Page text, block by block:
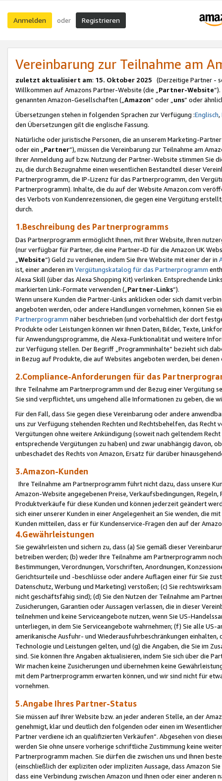
Anmelden oder Registrieren
Vereinbarung zur Teilnahme am
zuletzt aktualisiert am: 15. Oktober 2025 (Derzeitige Partner -
Willkommen auf Amazons Partner-Website (die „Partner-Website
genannten Amazon-Gesellschaften („Amazon“ oder „uns“ oder
Übersetzungen stehen in folgenden Sprachen zur Verfügung :Englisch,
den Übersetzungen gilt die englische Fassung.
Natürliche oder juristische Personen, die an unserem Marketing-
oder ein „Partner“), müssen die Vereinbarung zur Teilnahme am
Ihrer Anmeldung auf bzw. Nutzung der Partner-Website stimmen Sie
zu, die durch Bezugnahme einen wesentlichen Bestandteil dieser
Partnerprogramm, die IP-Lizenz für das Partnerprogramm, den
Partnerprogramm). Inhalte, die du auf der Website Amazon.com
des Verbots von Kundenrezensionen, die gegen eine Vergütung
durch.
1.Beschreibung des Partnerprogramms
Das Partnerprogramm ermöglicht Ihnen, mit Ihrer Website, Ihren
(nur verfügbar für Partner, die eine Partner-ID für die Amazon UK
Website“) Geld zu verdienen, indem Sie Ihre Website mit einer der in
ist, einer anderen im Vergütungskatalog für das Partnerprogramm
Alexa Skill (über das Alexa Shopping Kit) verlinken. Entsprechende
markierten Link-Formate verwenden („ Partner-Links“).
Wenn unsere Kunden die Partner-Links anklicken oder sich damit
angeboten werden, oder andere Handlungen vornehmen, können Sie
Partnerprogramm näher beschrieben (und vorbehaltlich der dort
Produkte oder Leistungen können wir Ihnen Daten, Bilder, Texte,
für Anwendungsprogramme, die Alexa-Funktionalität und weitere
zur Verfügung stellen. Der Begriff „Programminhalte“ bezieht sich
in Bezug auf Produkte, die auf Websites angeboten werden, bei
2.Compliance-Anforderungen für das
Ihre Teilnahme am Partnerprogramm und der Bezug einer Vergütung
Sie sind verpflichtet, uns umgehend alle Informationen zu geben, die
Für den Fall, dass Sie gegen diese Vereinbarung oder andere
uns zur Verfügung stehenden Rechten und Rechtsbehelfen, das
Vergütungen ohne weitere Ankündigung (soweit nach geltendem
entsprechende Vergütungen zu haben) und zwar unabhängig davon,
unbeschadet des Rechts von Amazon, Ersatz für darüber
3.Amazon-Kunden
Ihre Teilnahme am Partnerprogramm führt nicht dazu, dass unsere
Amazon-Website angegebenen Preise, Verkaufsbedingungen,
Produktverkäufe für diese Kunden und können jederzeit geändert
sich einer unserer Kunden in einer Angelegenheit an Sie wenden, die
Kunden mitteilen, dass er für Kundenservice-Fragen den auf der
4.Gewährleistungen
Sie gewährleisten und sichern zu, dass (a) Sie gemäß dieser
betreiben werden; (b) weder Ihre Teilnahme am Partnerprogramm
Bestimmungen, Verordnungen, Vorschriften, Anordnungen,
Gerichtsurteile und -beschlüsse oder andere Auflagen einer für Sie
Datenschutz, Werbung und Marketing) verstoßen; (c) Sie
nicht geschäftsfähig sind); (d) Sie den Nutzen der Teilnahme am
Zusicherungen, Garantien oder Aussagen verlassen, die in dieser
teilnehmen und keine Serviceangebote nutzen, wenn Sie US-
unterliegen, in dem Sie Serviceangebote wahrnehmen; (f) Sie alle
amerikanische Ausfuhr- und Wiederausfuhrbeschränkungen
Technologie und Leistungen gelten, und (g) die Angaben, die Sie im
sind. Sie können Ihre Angaben aktualisieren, indem Sie sich über die
Wir machen keine Zusicherungen und übernehmen keine
mit dem Partnerprogramm erwarten können, und wir sind nicht für
vornehmen.
5.Angabe Ihres Partner-Status
Sie müssen auf Ihrer Website bzw. an jeder anderen Stelle, an der
genehmigt, klar und deutlich den folgenden oder einen im
Partner verdiene ich an qualifizierten Verkäufen“. Abgesehen von
werden Sie ohne unsere vorherige schriftliche Zustimmung keine
Partnerprogramm machen. Sie dürfen die zwischen uns und Ihnen
(einschließlich der expliziten oder impliziten Aussage, dass Amazon
dass eine Verbindung zwischen Amazon und Ihnen oder einer